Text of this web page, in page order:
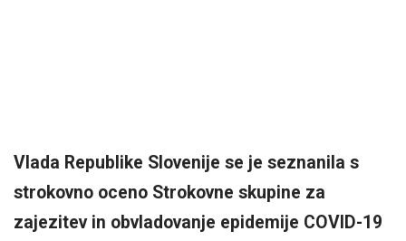
Vlada Republike Slovenije se je seznanila s
strokovno oceno Strokovne skupine za
zajezitev in obvladovanje epidemije COVID-19